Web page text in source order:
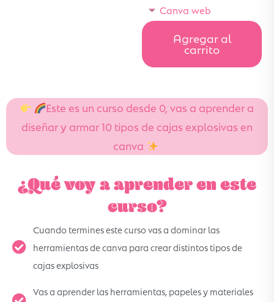
Canva web
Agregar al
carrito
Este es un curso desde 0, vas a aprender a
diseñar y armar 10 tipos de cajas explosivas en
canva
¿Qué voy a aprender en este
curso?
Cuando termines este curso vas a dominar las
herramientas de canva para crear distintos tipos de
cajas explosivas
Vas a aprender las herramientas, papeles y materiales